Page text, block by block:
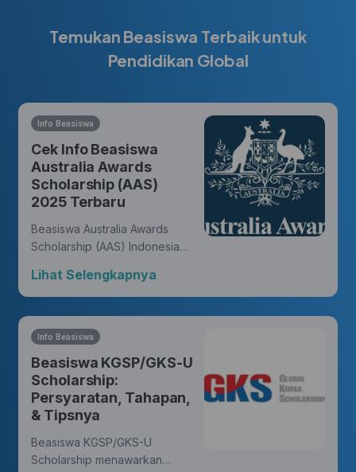
Temukan Beasiswa Terbaik untuk
Pendidikan Global
Info Beasiswa
Cek Info Beasiswa
Australia Awards
Scholarship (AAS)
2025 Terbaru
Beasiswa Australia Awards
Scholarship (AAS) Indonesia
warga negara Indonesia untuk
meraih gelar master atau
doktor dari universitas di
Australia dan membukakan
yang membawa perubahan.
Lihat Selengkapnya
Info Beasiswa
Beasiswa KGSP/GKS-U
Scholarship:
Persyaratan, Tahapan,
& Tipsnya
Beasiswa KGSP/GKS-U
Scholarship menawarkan